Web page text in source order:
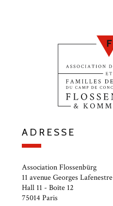
ADRESSE
Association Flossenbürg
11 avenue Georges Lafenestre
Hall 11 - Boîte 12
75014 Paris